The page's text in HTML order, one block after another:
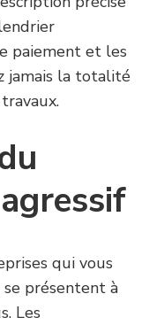
paiement et les
jamais la totalité
qui vous
présentent à
Les